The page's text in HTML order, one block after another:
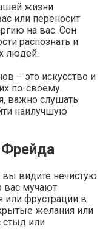
жизни
или переносит
на вас. Сон
распознать и
людей.
– это искусство и
по-своему.
важно слушать
наилучшую
Фрейда
видите нечистую
вас мучают
или фрустрации в
желания или
стыд или